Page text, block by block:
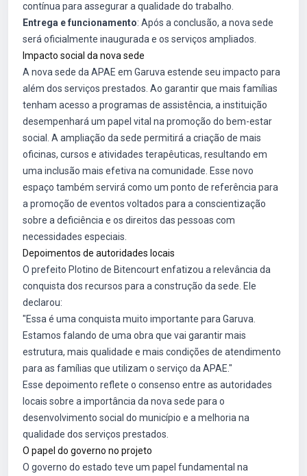
contínua para assegurar a qualidade do trabalho.
Entrega e funcionamento: Após a conclusão, a nova sede
será oficialmente inaugurada e os serviços ampliados.
Impacto social da nova sede
A nova sede da APAE em Garuva estende seu impacto para
além dos serviços prestados. Ao garantir que mais famílias
tenham acesso a programas de assistência, a instituição
desempenhará um papel vital na promoção do bem-estar
social. A ampliação da sede permitirá a criação de mais
oficinas, cursos e atividades terapêuticas, resultando em
uma inclusão mais efetiva na comunidade. Esse novo
espaço também servirá como um ponto de referência para
a promoção de eventos voltados para a conscientização
sobre a deficiência e os direitos das pessoas com
necessidades especiais.
Depoimentos de autoridades locais
O prefeito Plotino de Bitencourt enfatizou a relevância da
conquista dos recursos para a construção da sede. Ele
declarou:
"Essa é uma conquista muito importante para Garuva.
Estamos falando de uma obra que vai garantir mais
estrutura, mais qualidade e mais condições de atendimento
para as famílias que utilizam o serviço da APAE."
Esse depoimento reflete o consenso entre as autoridades
locais sobre a importância da nova sede para o
desenvolvimento social do município e a melhoria na
qualidade dos serviços prestados.
O papel do governo no projeto
O governo do estado teve um papel fundamental na